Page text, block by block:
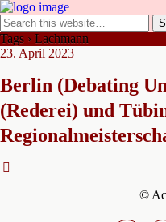
Tags › Lachmann
23. April 2023
Berlin (Debating
(Rederei) und
©